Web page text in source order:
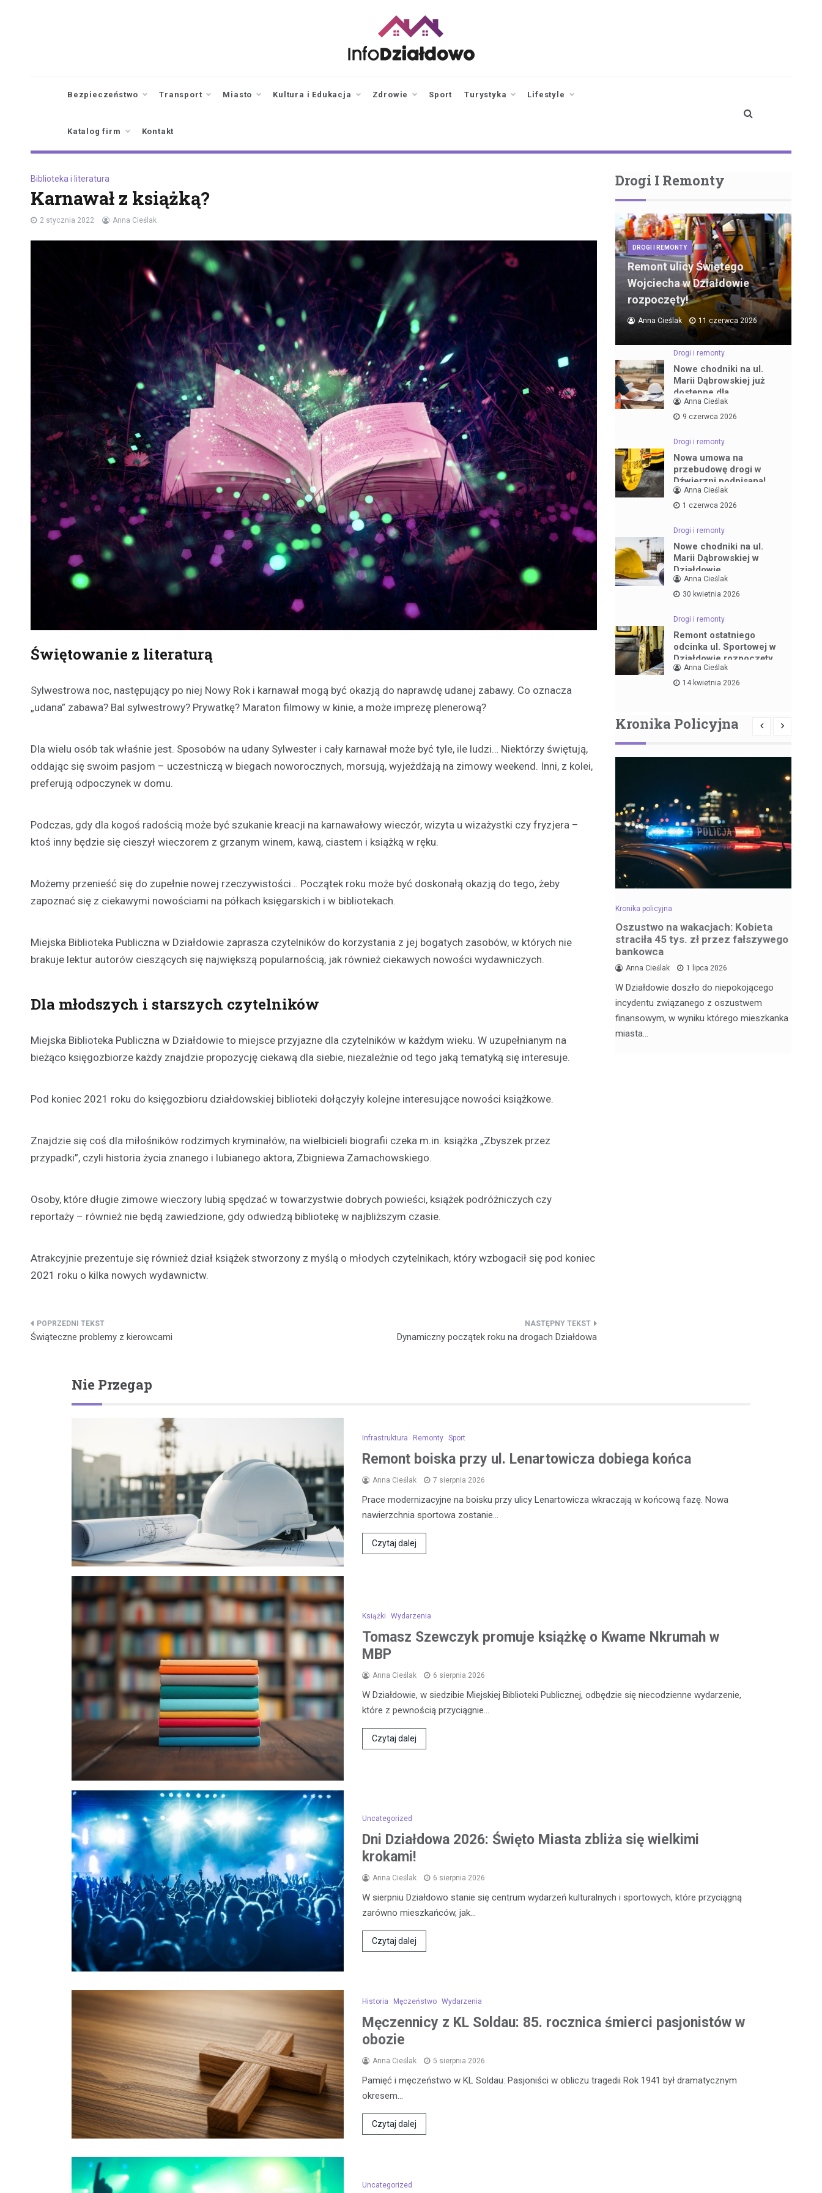
Bezpieczeństwo Transport Miasto Kultura i Edukacja Zdrowie Sport Turystyka Lifestyle
Katalog firm Kontakt
Biblioteka i literatura
Karnawał z książką?
2 stycznia 2022 Anna Cieślak
Świętowanie z literaturą
Sylwestrowa noc, następujący po niej Nowy Rok i karnawał mogą być okazją do naprawdę udanej zabawy. Co oznacza
„udana” zabawa? Bal sylwestrowy? Prywatkę? Maraton filmowy w kinie, a może imprezę plenerową?
Dla wielu osób tak właśnie jest. Sposobów na udany Sylwester i cały karnawał może być tyle, ile ludzi… Niektórzy świętują,
oddając się swoim pasjom – uczestniczą w biegach noworocznych, morsują, wyjeżdżają na zimowy weekend. Inni, z kolei,
preferują odpoczynek w domu.
Podczas, gdy dla kogoś radością może być szukanie kreacji na karnawałowy wieczór, wizyta u wizażystki czy fryzjera –
ktoś inny będzie się cieszył wieczorem z grzanym winem, kawą, ciastem i książką w ręku.
Możemy przenieść się do zupełnie nowej rzeczywistości… Początek roku może być doskonałą okazją do tego, żeby
zapoznać się z ciekawymi nowościami na półkach księgarskich i w bibliotekach.
Miejska Biblioteka Publiczna w Działdowie zaprasza czytelników do korzystania z jej bogatych zasobów, w których nie
brakuje lektur autorów cieszących się największą popularnością, jak również ciekawych nowości wydawniczych.
Dla młodszych i starszych czytelników
Miejska Biblioteka Publiczna w Działdowie to miejsce przyjazne dla czytelników w każdym wieku. W uzupełnianym na
bieżąco księgozbiorze każdy znajdzie propozycję ciekawą dla siebie, niezależnie od tego jaką tematyką się interesuje.
Pod koniec 2021 roku do księgozbioru działdowskiej biblioteki dołączyły kolejne interesujące nowości książkowe.
Znajdzie się coś dla miłośników rodzimych kryminałów, na wielbicieli biografii czeka m.in. książka „Zbyszek przez
przypadki”, czyli historia życia znanego i lubianego aktora, Zbigniewa Zamachowskiego.
Osoby, które długie zimowe wieczory lubią spędzać w towarzystwie dobrych powieści, książek podróżniczych czy
reportaży – również nie będą zawiedzione, gdy odwiedzą bibliotekę w najbliższym czasie.
Atrakcyjnie prezentuje się również dział książek stworzony z myślą o młodych czytelnikach, który wzbogacił się pod koniec
2021 roku o kilka nowych wydawnictw.
Nawigacja
Świąteczne problemy z kierowcami Dynamiczny początek roku na drogach Działdowa
Drogi I Remonty
DROGI I REMONTY
Remont ulicy Świętego
Wojciecha w Działdowie
rozpoczęty!
Anna Cieślak 11 czerwca 2026
Drogi i remonty
Nowe chodniki na ul.
Marii Dąbrowskiej już
dostępne dla
mieszkańców
Anna Cieślak
9 czerwca 2026
Drogi i remonty
Nowa umowa na
przebudowę drogi w
Dźwierzni podpisana!
Anna Cieślak
1 czerwca 2026
Drogi i remonty
Nowe chodniki na ul.
Marii Dąbrowskiej w
Działdowie
Anna Cieślak
30 kwietnia 2026
Drogi i remonty
Remont ostatniego
odcinka ul. Sportowej w
Działdowie rozpoczęty
Anna Cieślak
14 kwietnia 2026
Kronika Policyjna
Policja prosi o pomoc
Anna Cieślak 18 czerwca 2026
Kronika policyjna
Oszustwo na wakacjach: Kobieta
straciła 45 tys. zł przez fałszywego
bankowca
Anna Cieślak 1 lipca 2026
W Działdowie doszło do niepokojącego
incydentu związanego z oszustwem
finansowym, w wyniku którego mieszkanka
miasta…
Nie Przegap
Infrastruktura Remonty Sport
Remont boiska przy ul. Lenartowicza dobiega końca
Anna Cieślak 7 sierpnia 2026
Prace modernizacyjne na boisku przy ulicy Lenartowicza wkraczają w końcową fazę. Nowa
nawierzchnia sportowa zostanie…
Czytaj dalej
Książki Wydarzenia
Tomasz Szewczyk promuje książkę o Kwame Nkrumah w
MBP
Anna Cieślak 6 sierpnia 2026
W Działdowie, w siedzibie Miejskiej Biblioteki Publicznej, odbędzie się niecodzienne wydarzenie,
które z pewnością przyciągnie…
Czytaj dalej
Uncategorized
Dni Działdowa 2026: Święto Miasta zbliża się wielkimi
krokami!
Anna Cieślak 6 sierpnia 2026
W sierpniu Działdowo stanie się centrum wydarzeń kulturalnych i sportowych, które przyciągną
zarówno mieszkańców, jak…
Czytaj dalej
Historia Męczeństwo Wydarzenia
Męczennicy z KL Soldau: 85. rocznica śmierci pasjonistów w
obozie
Anna Cieślak 5 sierpnia 2026
Pamięć i męczeństwo w KL Soldau: Pasjoniści w obliczu tragedii Rok 1941 był dramatycznym
okresem…
Czytaj dalej
Uncategorized